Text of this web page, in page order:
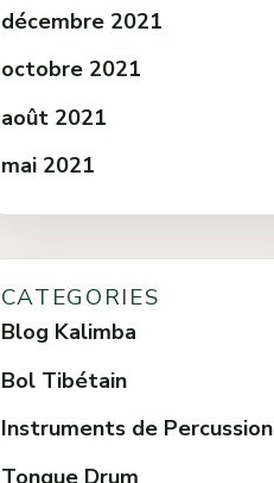
décembre 2021
octobre 2021
août 2021
mai 2021
CATEGORIES
Blog Kalimba
Bol Tibétain
Instruments de Percussion
Tongue Drum